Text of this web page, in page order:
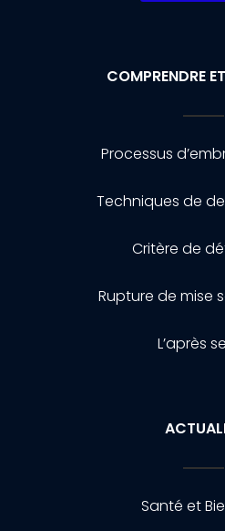
COMPRENDRE
Processus
Techniques de
Critère de
Rupture de mise
L’après
Santé et